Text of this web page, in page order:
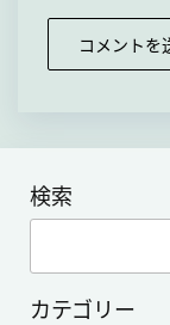
検索
索
カテゴリー